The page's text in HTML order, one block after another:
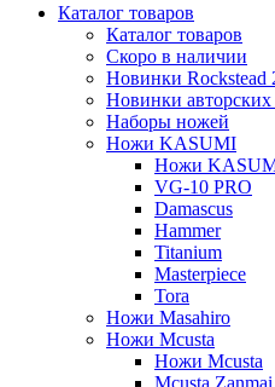
Каталог товаров
Каталог товаров
Скоро в наличии
Новинки Rockstead
Новинки
Наборы ножей
Ножи KASUMI
Ножи
VG-10 PRO
Damascus
Hammer
Titanium
Masterpiece
Tora
Ножи Masahiro
Ножи Mcusta
Ножи Mcusta
Mcusta Zanmai